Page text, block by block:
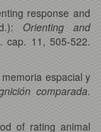
response and
Orienting and
. cap. 11, 505-522.
espacial y
comparada.
of rating animal